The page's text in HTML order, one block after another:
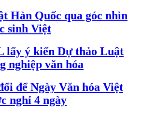
Hàn Quốc qua góc nhìn
sinh Việt
lấy ý kiến Dự thảo Luật
nghiệp văn hóa
để Ngày Văn hóa Việt
nghỉ 4 ngày